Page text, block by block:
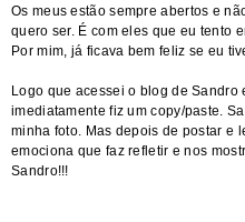
Os meus estão sempre abertos e
quero ser. É com eles que eu tento
Por mim, já ficava bem feliz se eu
Logo que acessei o blog de Sandro
imediatamente fiz um copy/paste.
minha foto. Mas depois de postar e
emociona que faz refletir e nos
Sandro!!!